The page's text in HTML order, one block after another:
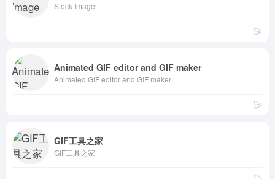
Stock Image
Animated GIF editor and GIF maker
Animated GIF editor and GIF maker
GIF工具之家
GIF工具之家